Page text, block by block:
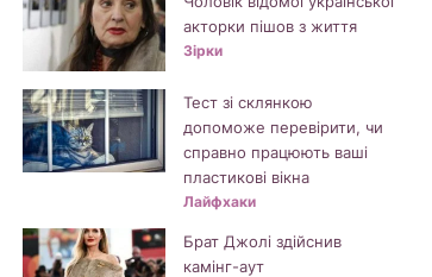
акторки пішов з життя
Зірки
Тест зі склянкою
допоможе перевірити, чи
справно працюють ваші
пластикові вікна
Лайфхаки
Брат Джолі здійснив
камінг-аут